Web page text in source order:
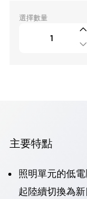
選擇數量
主要特點
照明單元的低
起陸續切換為新